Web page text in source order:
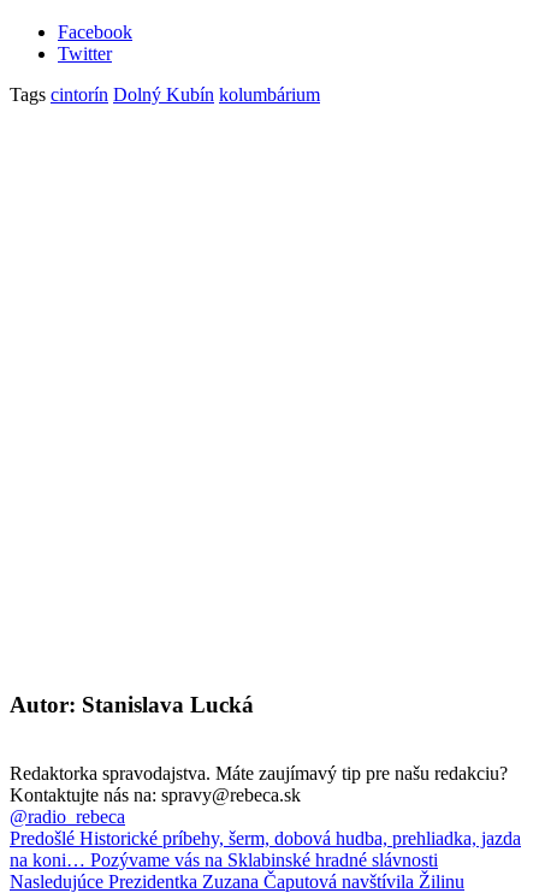
Facebook
Twitter
Tags cintorín Dolný Kubín kolumbárium
Autor: Stanislava Lucká
Redaktorka spravodajstva. Máte zaujímavý tip pre našu redakciu?
Kontaktujte nás na: spravy@rebeca.sk
@radio_rebeca
Predošlé Historické príbehy, šerm, dobová hudba, prehliadka, jazda
na koni… Pozývame vás na Sklabinské hradné slávnosti
Nasledujúce Prezidentka Zuzana Čaputová navštívila Žilinu